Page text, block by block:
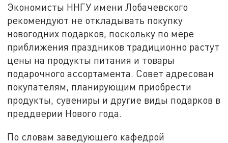
Экономисты ННГУ имени Лобачевского
рекомендуют не откладывать покупку
новогодних подарков, поскольку по мере
приближения праздников традиционно растут
цены на продукты питания и товары
подарочного ассортамента. Совет адресован
покупателям, планирующим приобрести
продукты, сувениры и другие виды подарков в
преддверии Нового года.
По словам заведующего кафедрой